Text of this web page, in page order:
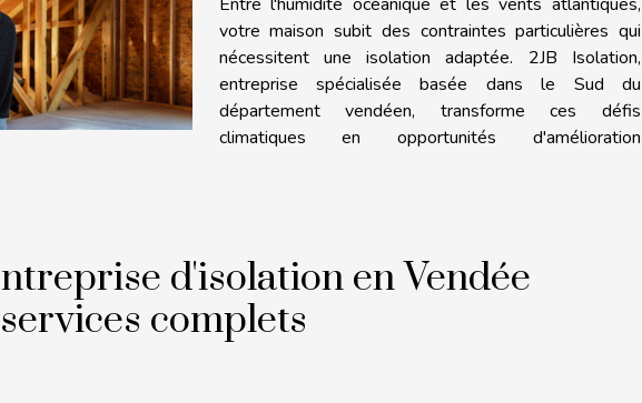
votre maison subit des contraintes particulières qui
nécessitent une isolation adaptée. 2JB Isolation,
entreprise spécialisée basée dans le Sud du
département vendéen, transforme ces défis
climatiques en opportunités d'amélioration
d'isolation en Vendée
complets